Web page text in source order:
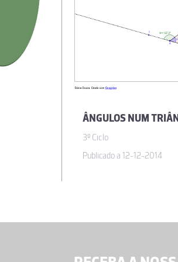
ÂNGULOS NUM
3º Ciclo
Publicado a 12-12-2014